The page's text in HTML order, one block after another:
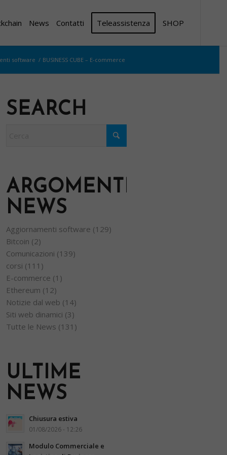
News Contatti Teleassistenza SHOP
software / BUSINESS CUBE – E-commerce
SEARCH
ARGOMENTI
NEWS
Aggiornamenti software (129)
Bitcoin (2)
Comunicazioni (139)
corsi (111)
E-commerce (1)
Ethereum (12)
Notizie dal web (14)
Siti web dinamici (3)
Tutte le News (131)
ULTIME
NEWS
Chiusura estiva
01/08/2026 - 12:26
Modulo Commerciale e